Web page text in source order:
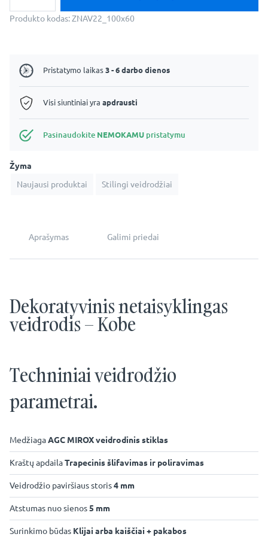
netaisyklingas
Produkto kodas:ZNAV22_100x60
Pristatymo laikas 3 - 6 darbo dienos
Visi siuntiniai yra apdrausti
Pasinaudokite NEMOKAMU pristatymu
Žyma
Naujausi produktai
Stilingi veidrodžiai
Aprašymas Galimi priedai
Dekoratyvinis netaisyklingas
veidrodis – Kobe
Techniniai veidrodžio
parametrai.
MedžiagaAGC MIROX veidrodinis stiklas
Kraštų apdailaTrapecinis šlifavimas ir poliravimas
Veidrodžio paviršiaus storis4 mm
Atstumas nuo sienos5 mm
Surinkimo būdas Klijai arba kaiščiai + pakabos